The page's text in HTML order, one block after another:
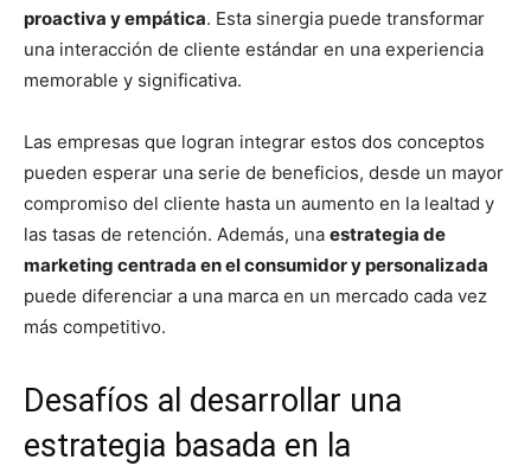
proactiva y empática. Esta sinergia puede transformar
una interacción de cliente estándar en una experiencia
memorable y significativa.
Las empresas que logran integrar estos dos conceptos
pueden esperar una serie de beneficios, desde un mayor
compromiso del cliente hasta un aumento en la lealtad y
las tasas de retención. Además, una estrategia de
marketing centrada en el consumidor y personalizada
puede diferenciar a una marca en un mercado cada vez
más competitivo.
Desafíos al desarrollar una
estrategia basada en la